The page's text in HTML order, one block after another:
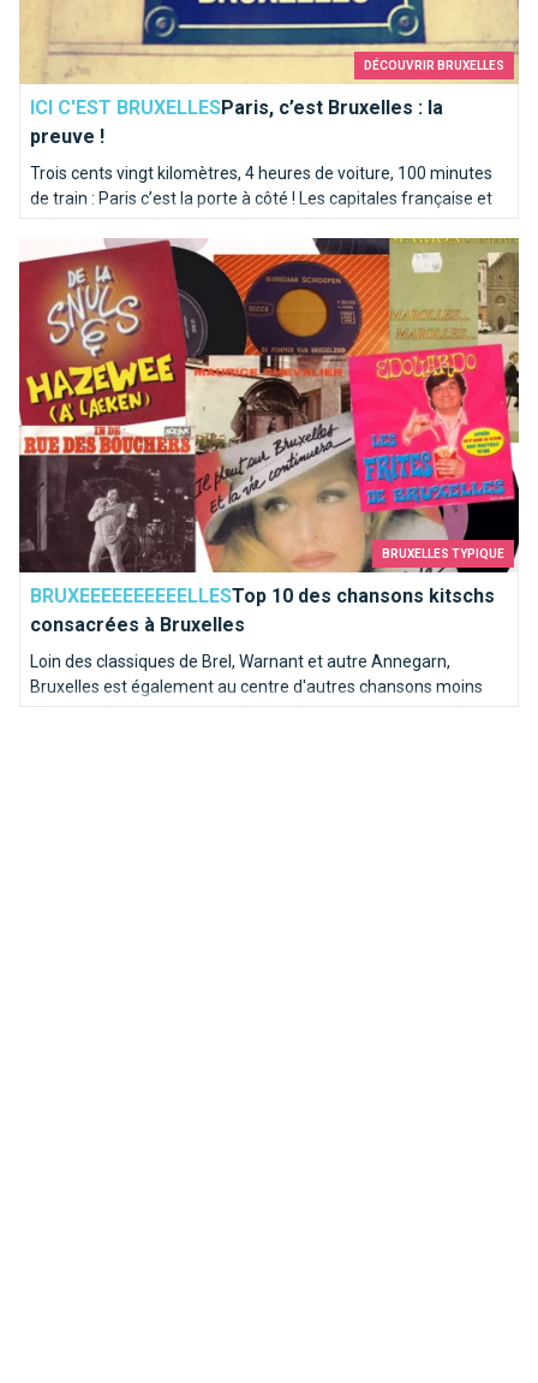
DÉCOUVRIR BRUXELLES
ICI C'EST BRUXELLESParis, c’est Bruxelles : la
preuve !
Trois cents vingt kilomètres, 4 heures de voiture, 100 minutes
de train : Paris c’est la porte à côté ! Les capitales française et
belge partagent bien plus qu’une rivière homonyme. Itinéraire
en bord de Seine sur les traces de la Senne...
BRUXELLES TYPIQUE
BRUXEEEEEEEEEELLESTop 10 des chansons kitschs
consacrées à Bruxelles
Loin des classiques de Brel, Warnant et autre Annegarn,
Bruxelles est également au centre d'autres chansons moins
connues. Nous avons poussé une pièce dans le juke-box de la
Top 10 des chansons kitschs consacrées à Bruxelles